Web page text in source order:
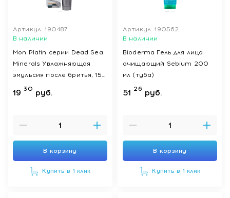
Артикул: 190487
В наличии
Mon Platin серии Dead Sea
Minerals Увлажняющая
эмульсия после бритья, 150
19 30 руб.
В корзину
Купить в 1 клик
Артикул: 190562
В наличии
Bioderma Гель для лица
очищающий Sebium 200
мл (туба)
51 26 руб.
В корзину
Купить в 1 клик